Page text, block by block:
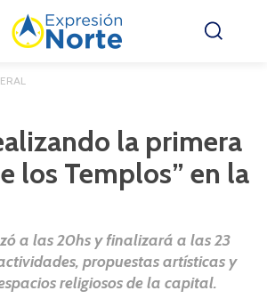
la primera
los Templos” en la
a las 20hs y finalizará a las 23
propuestas artísticas y
religiosos de la capital.